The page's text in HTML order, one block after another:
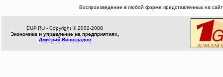
Воспроизведение в любой форме представленных на
EUP.RU - Copyright © 2002-2008
Экономика и управление на предприятиях,
Дмитрий Виноградов